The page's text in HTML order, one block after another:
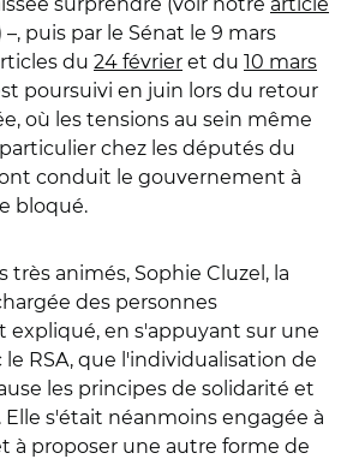
–, puis par le Sénat le 9 mars
du 24 février et du 10 mars
poursuivi en juin lors du retour
où les tensions au sein même
chez les députés du
conduit le gouvernement à
bloqué.
très animés, Sophie Cluzel, la
des personnes
expliqué, en s'appuyant sur une
le RSA, que l'individualisation de
les principes de solidarité et
s'était néanmoins engagée à
à proposer une autre forme de